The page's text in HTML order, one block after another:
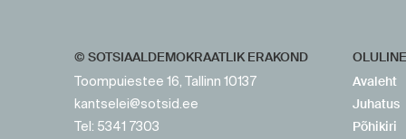
© SOTSIAALDEMOKRAATLIK ERAKOND
Toompuiestee 16, Tallinn 10137
kantselei@sotsid.ee
Tel: 5341 7303
OLULINE
Avaleht
Juhatus
Põhikiri